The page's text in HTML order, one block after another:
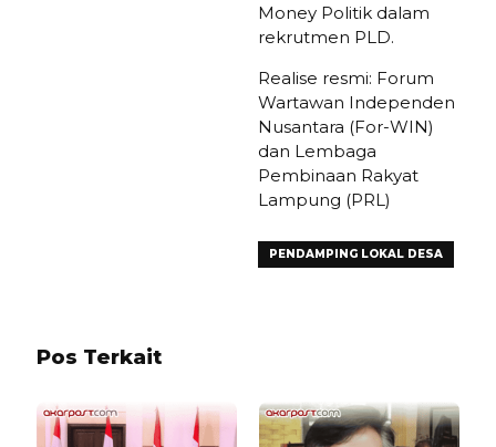
Money Politik dalam
rekrutmen PLD.
Realise resmi: Forum
Wartawan Independen
Nusantara (For-WIN)
dan Lembaga
Pembinaan Rakyat
Lampung (PRL)
PENDAMPING LOKAL DESA
Pos Terkait